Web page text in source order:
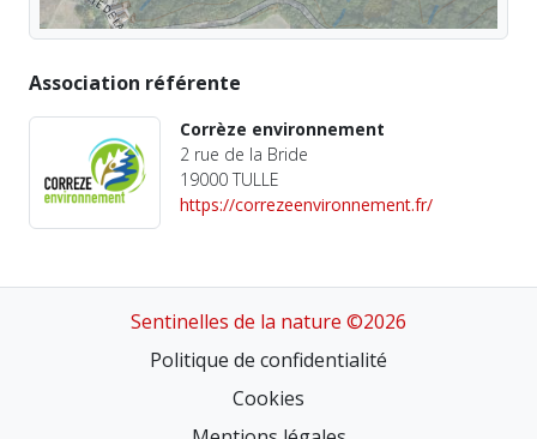
Association référente
Corrèze environnement
2 rue de la Bride
19000 TULLE
https://correzeenvironnement.fr/
Sentinelles de la nature ©2026
Politique de confidentialité
Cookies